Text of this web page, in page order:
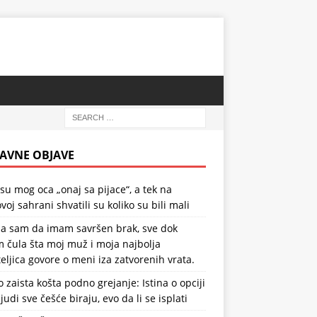
OBJAVE
mog oca „onaj sa pijace“, a tek na
sahrani shvatili su koliko su bili mali
sam da imam savršen brak, sve dok
čula šta moj muž i moja najbolja
govore o meni iza zatvorenih vrata.
zaista košta podno grejanje: Istina o opciji
sve češće biraju, evo da li se isplati